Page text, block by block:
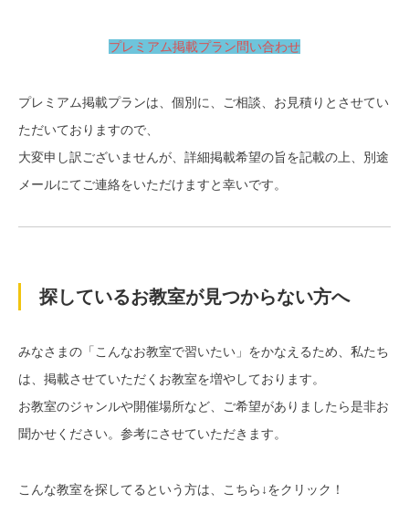
プレミアム掲載プラン問い合わせ
プレミアム掲載プランは、個別に、ご相談、お見積りとさせてい
ただいておりますので、
大変申し訳ございませんが、詳細掲載希望の旨を記載の上、別途
メールにてご連絡をいただけますと幸いです。
探しているお教室が見つからない方へ
みなさまの「こんなお教室で習いたい」をかなえるため、私たち
は、掲載させていただくお教室を増やしております。
お教室のジャンルや開催場所など、ご希望がありましたら是非お
聞かせください。参考にさせていただきます。
こんな教室を探してるという方は、こちら↓をクリック！